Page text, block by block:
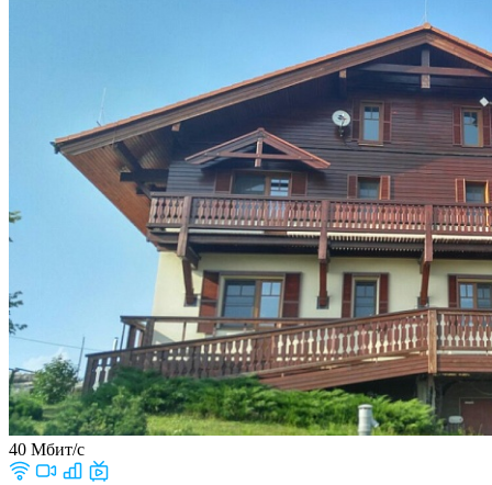
40 Мбит/с